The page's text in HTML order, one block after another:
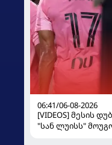
06:41/06-08-2026
[VIDEOS] მესის
"სან ლუისს"